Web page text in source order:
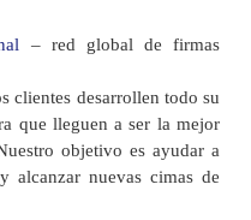
– red global de firmas
clientes desarrollen todo su
que lleguen a ser la mejor
objetivo es ayudar a
alcanzar nuevas cimas de